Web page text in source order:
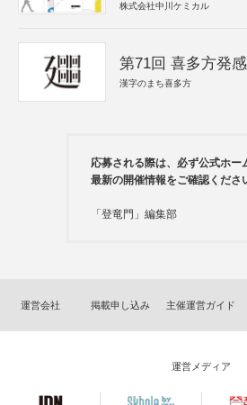
株式会社中川ケミカル
第71回 喜多方発
漢字のまち喜多方
応募される際は、必ず公式ホー
最新の開催情報をご確認くださ
「登竜門」編集部
運営会社 掲載申し込み 主催運営ガイド
運営メディア